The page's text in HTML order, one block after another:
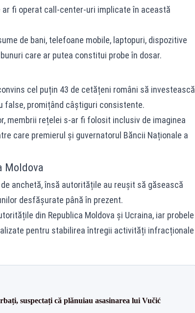
fi operat call-center-uri implicate în această
de bani, telefoane mobile, laptopuri, dispozitive
care ar putea constitui probe în dosar.
cel puțin 43 de cetățeni români să investească
false, promițând câștiguri consistente.
membrii rețelei s-ar fi folosit inclusiv de imaginea
care premierul și guvernatorul Băncii Naționale a
Moldova
anchetă, însă autoritățile au reușit să găsească
desfășurate până în prezent.
din Republica Moldova și Ucraina, iar probele
pentru stabilirea întregii activități infracționale
suspectați că plănuiau asasinarea lui Vučić